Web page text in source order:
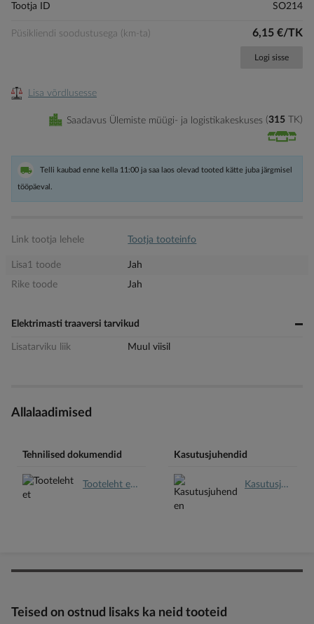
Tootja ID
SO214
Püsikliendi soodustusega (km-ta) 6,15 €/TK
Logi sisse
Lisa võrdlusesse
Saadavus Ülemiste müügi- ja logistikakeskuses 315 TK
Telli kaubad enne kella 11:00 ja saa laos olevad tooted kätte juba järgmisel
tööpäeval.
Link tootja lehele Tootja tooteinfo
Lisa1 toode
Jah
Rike toode
Jah
Elektrimasti traaversi tarvikud
Lisatarviku liik Muul viisil
Allalaadimised
Tehnilised dokumendid
Tooteleht et.pdf
Kasutusjuhendid
Kasutusjuhend en.pdf
Teised on ostnud lisaks ka neid tooteid